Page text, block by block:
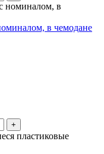
в чемодане
+